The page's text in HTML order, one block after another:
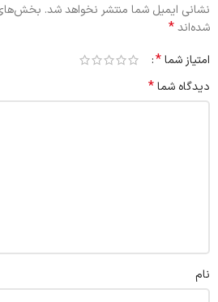
نشانی ایمیل شما منتشر نخواهد شد. بخش‌های
شده‌اند*
امتیاز شما*
دیدگاه شما*
نام